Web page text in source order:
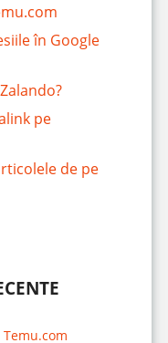
în Google
pe
de pe